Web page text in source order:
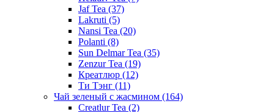
Jaf Tea (37)
Lakruti (5)
Nansi Tea (20)
Polanti (8)
Sun Delmar Tea (35)
Zenzur Tea (19)
Креатлюр (12)
Ти Тэнг (11)
Чай зеленый с жасмином (164)
Creatlur Tea (2)